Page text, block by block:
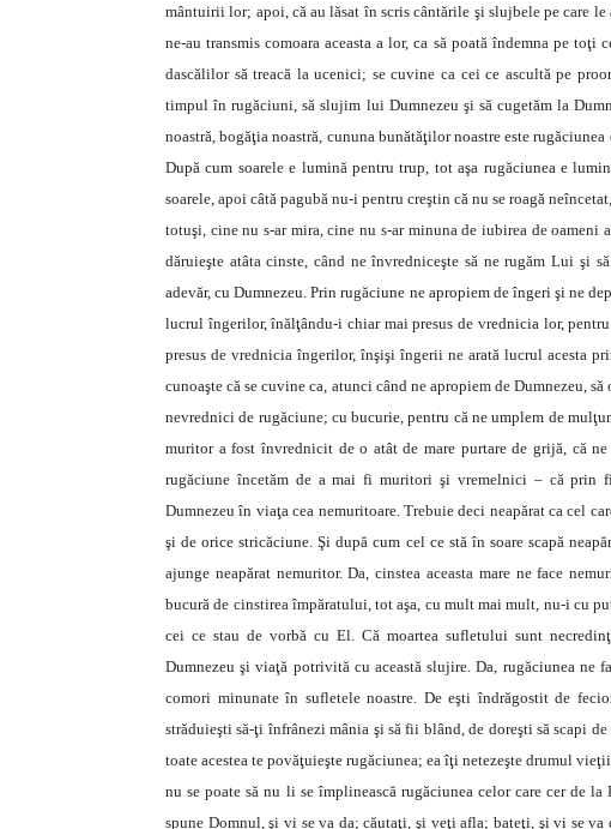
mântuirii lor; apoi, că au lăsat în scris cântările şi slujbele pe care
ne-au transmis comoara aceasta a lor, ca să poată îndemna pe
dascălilor să treacă la ucenici; se cuvine ca cei ce ascultă pe
timpul în rugăciuni, să slujim lui Dumnezeu şi să cugetăm la
noastră, bogăţia noastră, cununa bunătăţilor noastre este
După cum soarele e lumină pentru trup, tot aşa rugăciunea e
soarele, apoi câtă pagubă nu-i pentru creştin că nu se roagă
totuşi, cine nu s-ar mira, cine nu s-ar minuna de iubirea de oameni
dăruieşte atâta cinste, când ne învredniceşte să ne rugăm Lui
adevăr, cu Dumnezeu. Prin rugăciune ne apropiem de îngeri şi ne
lucrul îngerilor, înălţându-i chiar mai presus de vrednicia lor,
presus de vrednicia îngerilor, înşişi îngerii ne arată lucrul acesta
cunoaşte că se cuvine ca, atunci când ne apropiem de Dumnezeu,
nevrednici de rugăciune; cu bucurie, pentru că ne umplem de
muritor a fost învrednicit de o atât de mare purtare de grijă, că
rugăciune încetăm de a mai fi muritori şi vremelnici – că prin
Dumnezeu în viaţa cea nemuritoare. Trebuie deci neapărat ca cel
şi de orice stricăciune. Şi după cum cel ce stă în soare scapă
ajunge neapărat nemuritor. Da, cinstea aceasta mare ne face
bucură de cinstirea împăratului, tot aşa, cu mult mai mult, nu-i cu
cei ce stau de vorbă cu El. Că moartea sufletului sunt
Dumnezeu şi viaţă potrivită cu această slujire. Da, rugăciunea
comori minunate în sufletele noastre. De eşti îndrăgostit de
străduieşti să-ţi înfrânezi mânia şi să fii blând, de doreşti să scapi
toate acestea te povăţuieşte rugăciunea; ea îţi netezeşte drumul
nu se poate să nu li se împlinească rugăciunea celor care cer de
spune Domnul, şi vi se va da; căutaţi, şi veţi afla; bateţi, şi vi se va